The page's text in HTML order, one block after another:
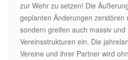
zur Wehr zu setzen! Die
geplanten Änderungen zerstören
sondern greifen auch massiv
Vereinsstrukturen ein. Die
Vereine und ihrer Partner wird